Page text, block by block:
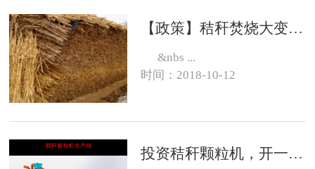
【政策】秸秆焚烧大变化，有的地方可以烧了
&nbs ...
时间：2018-10-12
投资秸秆颗粒机，开一个生物质燃料颗粒厂大约需要投资多少钱？